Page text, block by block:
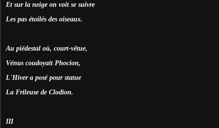
Et sur la neige on voit se suivre
Les pas étoilés des oiseaux.
Au piédestal où, court-vêtue,
Vénus coudoyait Phocion,
L'Hiver a posé pour statue
La Frileuse de Clodion.
III